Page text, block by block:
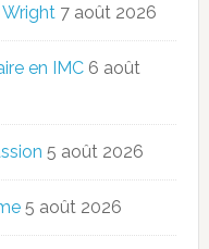
Wright 7 août 2026
en IMC 6 août
5 août 2026
5 août 2026